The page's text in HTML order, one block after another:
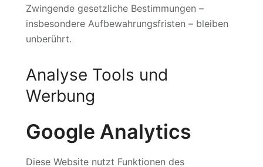
Zwingende gesetzliche Bestimmungen –
insbesondere Aufbewahrungsfristen – bleiben
unberührt.
Analyse Tools und
Werbung
Google Analytics
Diese Website nutzt Funktionen des